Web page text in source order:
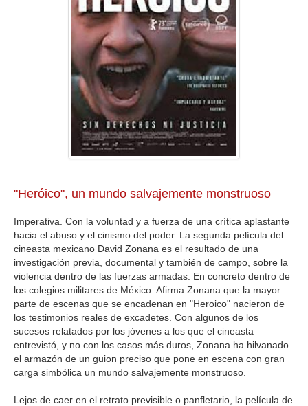
"Heróico", un mundo salvajemente monstruoso
Imperativa. Con la voluntad y a fuerza de una crítica aplastante
hacia el abuso y el cinismo del poder. La segunda película del
cineasta mexicano David Zonana es el resultado de una
investigación previa, documental y también de campo, sobre la
violencia dentro de las fuerzas armadas. En concreto dentro de
los colegios militares de México. Afirma Zonana que la mayor
parte de escenas que se encadenan en "Heroico" nacieron de
los testimonios reales de excadetes. Con algunos de los
sucesos relatados por los jóvenes a los que el cineasta
entrevistó, y no con los casos más duros, Zonana ha hilvanado
el armazón de un guion preciso que pone en escena con gran
carga simbólica un mundo salvajemente monstruoso.
Lejos de caer en el retrato previsible o panfletario, la película de